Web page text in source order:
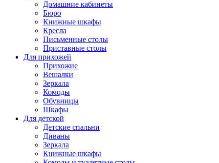
Домашние кабинеты
Бюро
Книжные шкафы
Кресла
Письменные столы
Приставные столы
Для прихожей
Прихожие
Вешалки
Зеркала
Комоды
Обувницы
Шкафы
Для детской
Детские спальни
Диваны
Зеркала
Книжные шкафы